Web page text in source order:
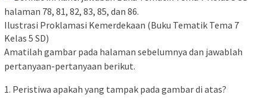
Ilustrasi Proklamasi Kemerdekaan (Buku Tematik Tema 7
Kelas 5 SD)
Amatilah gambar pada halaman sebelumnya dan jawablah
pertanyaan-pertanyaan berikut.
1. Peristiwa apakah yang tampak pada gambar di atas?